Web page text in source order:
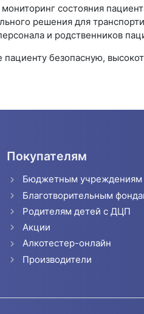
состояния
решения для
и родственников
безопасную,
Покупателям
Бюджетным учреждениям
Благотворительным
Родителям детей с ДЦП
Акции
Алкотестер-онлайн
Производители